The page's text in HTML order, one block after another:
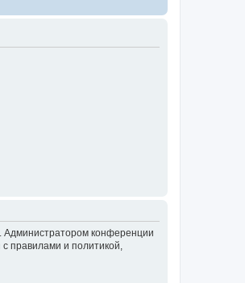
Администратором конференции
правилами и политикой,